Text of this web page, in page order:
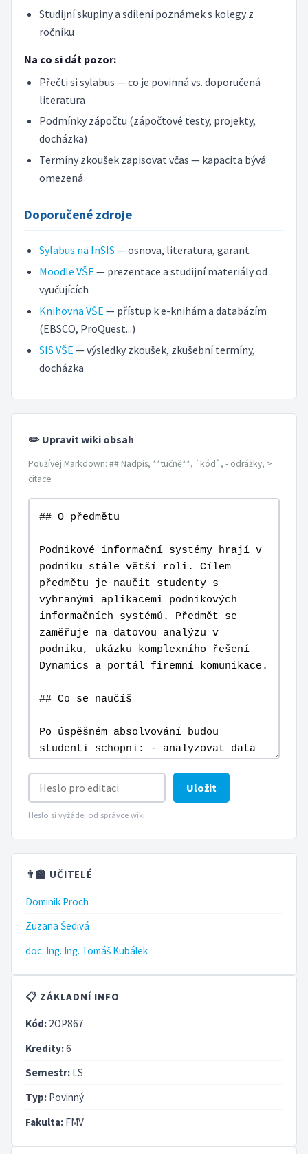
Studijní skupiny a sdílení poznámek s kolegy z
ročníku
Na co si dát pozor:
Přečti si sylabus — co je povinná vs. doporučená
literatura
Podmínky zápočtu (zápočtové testy, projekty,
docházka)
Termíny zkoušek zapisovat včas — kapacita bývá
omezená
Doporučené zdroje
Sylabus na InSIS — osnova, literatura, garant
Moodle VŠE — prezentace a studijní materiály od
vyučujících
Knihovna VŠE — přístup k e-knihám a databázím
(EBSCO, ProQuest...)
SIS VŠE — výsledky zkoušek, zkušební termíny,
docházka
✏️ Upravit wiki obsah
Používej Markdown: ## Nadpis, **tučně**, `kód`, - odrážky, >
citace
Uložit
Heslo si vyžádej od správce wiki.
👨‍🏫 UČITELÉ
Dominik Proch
Zuzana Šedivá
doc. Ing. Ing. Tomáš Kubálek
📋 ZÁKLADNÍ INFO
Kód: 2OP867
Kredity:6
Semestr: LS
Typ: Povinný
Fakulta: FMV